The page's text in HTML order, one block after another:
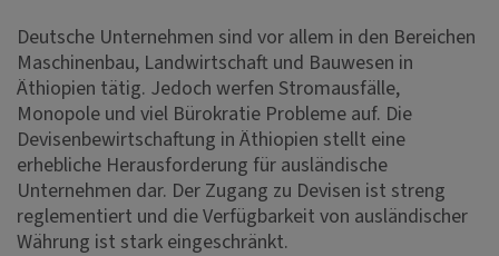
Deutsche Unternehmen sind vor allem in den Bereichen
Maschinenbau, Landwirtschaft und Bauwesen in
Äthiopien tätig. Jedoch werfen Stromausfälle,
Monopole und viel Bürokratie Probleme auf. Die
Devisenbewirtschaftung in Äthiopien stellt eine
erhebliche Herausforderung für ausländische
Unternehmen dar. Der Zugang zu Devisen ist streng
reglementiert und die Verfügbarkeit von ausländischer
Währung ist stark eingeschränkt.